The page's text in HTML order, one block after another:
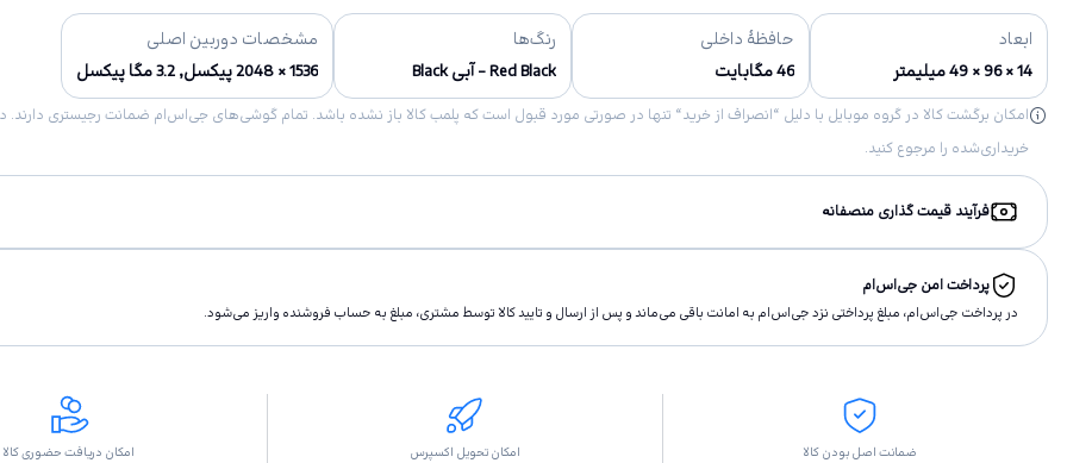
ابعاد
14 × 96 × 49 میلیمتر
حافظهٔ داخلی
46 مگابایت
رنگ‌ها
Red Black - آبی Black
مشخصات دوربین اصلی
1536 × 2048 پیکسل, 3.2 مگا پیکسل
خریداری‌شده را مرجوع کنید.
فرآیند قیمت گذاری منصفانه
پرداخت امن جی‌اس‌ام
در پرداخت جی‌اس‌ام، مبلغ پرداختى نزد جی‌اس‌ام به امانت باقى مى‌ماند و پس از ارسال و تاييد كالا توسط مشتری، مبلغ به حساب فروشنده واريز مى‌شود.
ضمانت اصل بودن کالا امکان تحویل اکسپرس امکان دریافت حضوری کالا